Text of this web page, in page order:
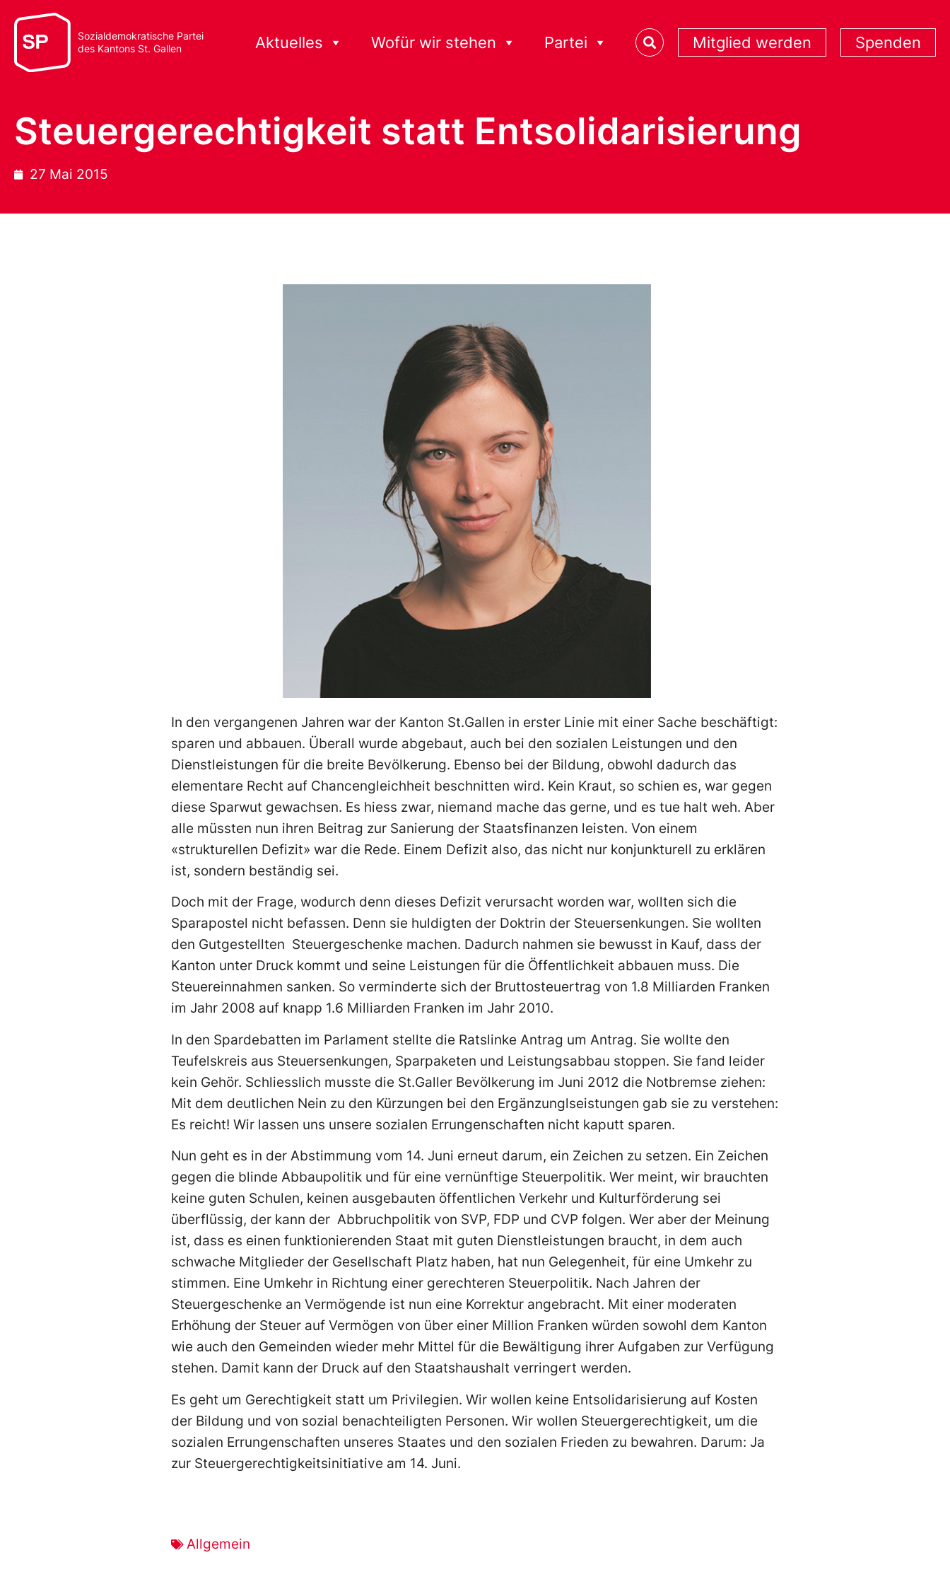
Sozialdemokratische Partei
des Kantons St. Gallen
Aktuelles Wofür wir stehen Partei Mitglied werden Spenden
Steuergerechtigkeit statt Entsolidarisierung
27 Mai 2015
In den vergangenen Jahren war der Kanton St.Gallen in erster Linie mit einer Sache beschäftigt:
sparen und abbauen. Überall wurde abgebaut, auch bei den sozialen Leistungen und den
Dienstleistungen für die breite Bevölkerung. Ebenso bei der Bildung, obwohl dadurch das
elementare Recht auf Chancengleichheit beschnitten wird. Kein Kraut, so schien es, war gegen
diese Sparwut gewachsen. Es hiess zwar, niemand mache das gerne, und es tue halt weh. Aber
alle müssten nun ihren Beitrag zur Sanierung der Staatsfinanzen leisten. Von einem
«strukturellen Defizit» war die Rede. Einem Defizit also, das nicht nur konjunkturell zu erklären
ist, sondern beständig sei.
Doch mit der Frage, wodurch denn dieses Defizit verursacht worden war, wollten sich die
Sparapostel nicht befassen. Denn sie huldigten der Doktrin der Steuersenkungen. Sie wollten
den Gutgestellten Steuergeschenke machen. Dadurch nahmen sie bewusst in Kauf, dass der
Kanton unter Druck kommt und seine Leistungen für die Öffentlichkeit abbauen muss. Die
Steuereinnahmen sanken. So verminderte sich der Bruttosteuertrag von 1.8 Milliarden Franken
im Jahr 2008 auf knapp 1.6 Milliarden Franken im Jahr 2010.
In den Spardebatten im Parlament stellte die Ratslinke Antrag um Antrag. Sie wollte den
Teufelskreis aus Steuersenkungen, Sparpaketen und Leistungsabbau stoppen. Sie fand leider
kein Gehör. Schliesslich musste die St.Galler Bevölkerung im Juni 2012 die Notbremse ziehen:
Mit dem deutlichen Nein zu den Kürzungen bei den Ergänzunglseistungen gab sie zu verstehen:
Es reicht! Wir lassen uns unsere sozialen Errungenschaften nicht kaputt sparen.
Nun geht es in der Abstimmung vom 14. Juni erneut darum, ein Zeichen zu setzen. Ein Zeichen
gegen die blinde Abbaupolitik und für eine vernünftige Steuerpolitik. Wer meint, wir brauchten
keine guten Schulen, keinen ausgebauten öffentlichen Verkehr und Kulturförderung sei
überflüssig, der kann der Abbruchpolitik von SVP, FDP und CVP folgen. Wer aber der Meinung
ist, dass es einen funktionierenden Staat mit guten Dienstleistungen braucht, in dem auch
schwache Mitglieder der Gesellschaft Platz haben, hat nun Gelegenheit, für eine Umkehr zu
stimmen. Eine Umkehr in Richtung einer gerechteren Steuerpolitik. Nach Jahren der
Steuergeschenke an Vermögende ist nun eine Korrektur angebracht. Mit einer moderaten
Erhöhung der Steuer auf Vermögen von über einer Million Franken würden sowohl dem Kanton
wie auch den Gemeinden wieder mehr Mittel für die Bewältigung ihrer Aufgaben zur Verfügung
stehen. Damit kann der Druck auf den Staatshaushalt verringert werden.
Es geht um Gerechtigkeit statt um Privilegien. Wir wollen keine Entsolidarisierung auf Kosten
der Bildung und von sozial benachteiligten Personen. Wir wollen Steuergerechtigkeit, um die
sozialen Errungenschaften unseres Staates und den sozialen Frieden zu bewahren. Darum: Ja
zur Steuergerechtigkeitsinitiative am 14. Juni.
Allgemein